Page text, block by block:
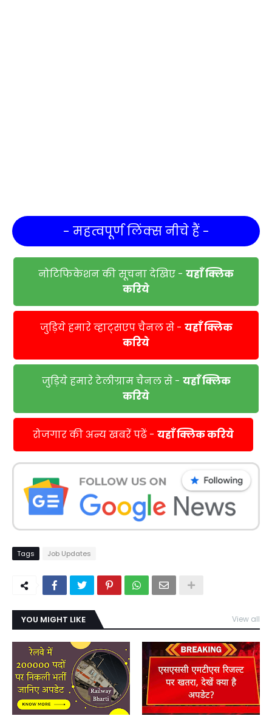
- महत्वपूर्ण लिंक्स नीचे हैं -
नोटिफिकेशन की सूचना देखिए - यहाँ क्लिक
करिये
जुड़िये हमारे व्हाट्सएप चैनल से - यहाँ क्लिक
करिये
जुड़िये हमारे टेलीग्राम चैनल से - यहाँ क्लिक
करिये
रोजगार की अन्य खबरें पढें - यहाँ क्लिक करिये
Tags Job Updates
YOU MIGHT LIKE View all